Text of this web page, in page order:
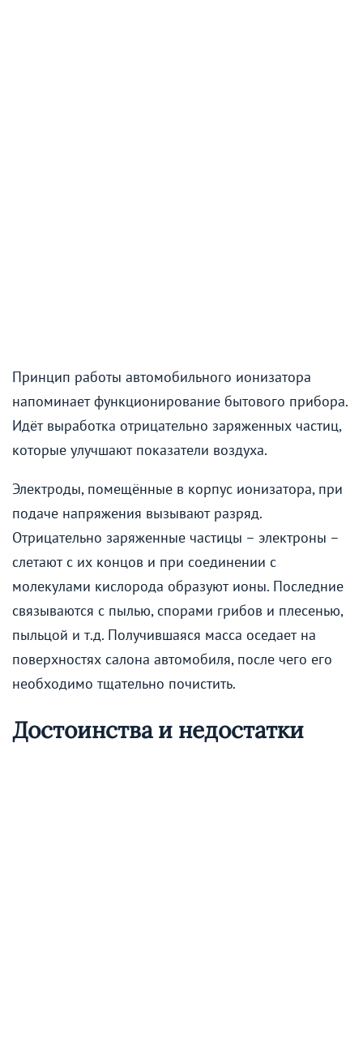
Принцип работы автомобильного ионизатора
напоминает функционирование бытового прибора.
Идёт выработка отрицательно заряженных частиц,
которые улучшают показатели воздуха.
Электроды, помещённые в корпус ионизатора, при
подаче напряжения вызывают разряд.
Отрицательно заряженные частицы – электроны –
слетают с их концов и при соединении с
молекулами кислорода образуют ионы. Последние
связываются с пылью, спорами грибов и плесенью,
пыльцой и т.д. Получившаяся масса оседает на
поверхностях салона автомобиля, после чего его
необходимо тщательно почистить.
Достоинства и недостатки